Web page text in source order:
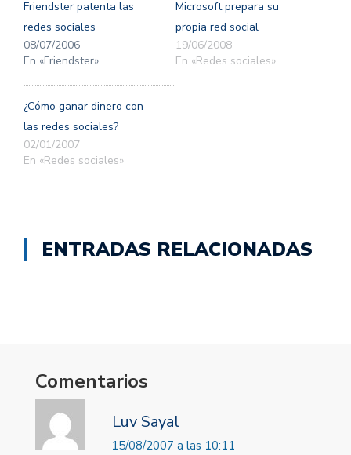
ventana
nueva)
ventana
Friendster patenta las
redes sociales
08/07/2006
En «Friendster»
Microsoft prepara su
propia red social
19/06/2008
En «Redes sociales»
¿Cómo ganar dinero con
las redes sociales?
02/01/2007
En «Redes sociales»
ENTRADAS RELACIONADAS
Comentarios
Luv Sayal
15/08/2007 a las 10:11